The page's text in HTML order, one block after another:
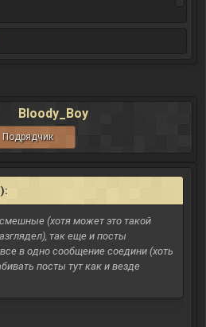
Bloody_Boy
Подрядчик
(хотя может это такой
так еще и посты
в одно сообщение соедини (хоть
посты тут как и везде